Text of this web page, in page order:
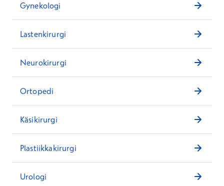
Gynekologi
Lastenkirurgi
Neurokirurgi
Ortopedi
Käsikirurgi
Plastiikkakirurgi
Urologi